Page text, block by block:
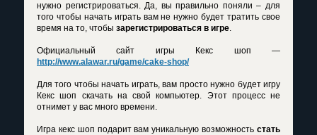
нужно регистрироваться. Да, вы правильно поняли – для
того чтобы начать играть вам не нужно будет тратить свое
время на то, чтобы зарегистрироваться в игре.
Официальный сайт игры Кекс шоп —
http://www.alawar.ru/game/cake-shop/
Для того чтобы начать играть, вам просто нужно будет игру
Кекс шоп скачать на свой компьютер. Этот процесс не
отнимет у вас много времени.
Игра кекс шоп подарит вам уникальную возможность стать